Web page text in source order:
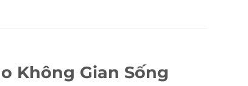
Không Gian Sống